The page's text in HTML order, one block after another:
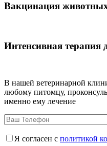
Вакцинация
Интенсивная
В нашей ветеринарной
любому питомцу,
именно ему лечение
Я согласен с политикой